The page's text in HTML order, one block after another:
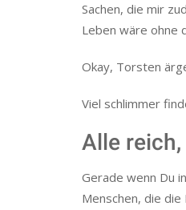
Sachen, die mir
Leben wäre ohne
Okay, Torsten
Viel schlimmer
Alle
Gerade wenn Du
Menschen, die